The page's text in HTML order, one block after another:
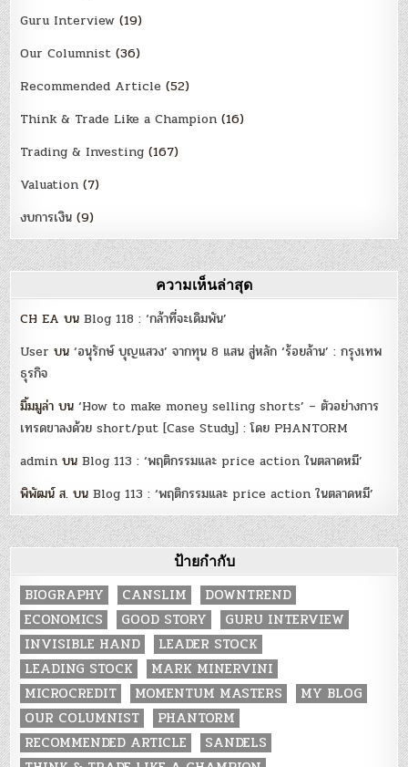
Guru Interview (19)
Our Columnist (36)
Recommended Article (52)
Think & Trade Like a Champion (16)
Trading & Investing (167)
Valuation (7)
งบการเงิน (9)
ความเห็นล่าสุด
CH EA บนBlog 118 : ‘กล้าที่จะเดิมพัน’
User บน‘อนุรักษ์ บุญแสวง’ จากทุน 8 แสน สู่หลัก ‘ร้อยล้าน’ : กรุงเทพ
ธุรกิจ
มิ้มมูล่า บน‘How to make money selling shorts’ – ตัวอย่างการ
เทรดขาลงด้วย short/put [Case Study] : โดย PHANTORM
admin บนBlog 113 : ‘พฤติกรรมและ price action ในตลาดหมี’
พิพัฒน์ ส. บนBlog 113 : ‘พฤติกรรมและ price action ในตลาดหมี’
ป้ายกำกับ
BIOGRAPHY CANSLIM
DOWNTREND
ECONOMICS
GOOD STORY
GURU INTERVIEW
INVISIBLE HAND
LEADER STOCK
LEADING STOCK
MARK MINERVINI
MICROCREDIT
MOMENTUM MASTERS
MY BLOG
OUR COLUMNIST
PHANTORM
RECOMMENDED ARTICLE
SANDELS